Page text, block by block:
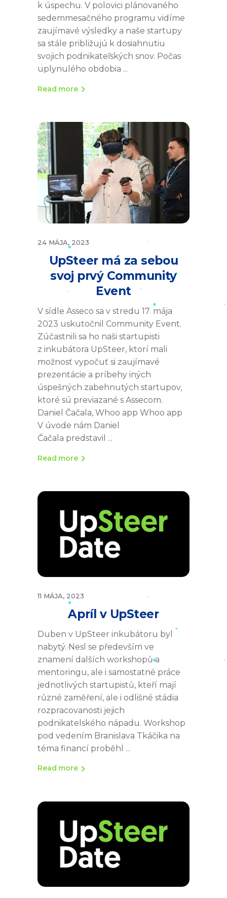
k úspechu. V polovici plánovaného
sedemmesačného programu vidíme
zaujímavé výsledky a naše startupy
sa stále približujú k dosiahnutiu
svojich podnikateľských snov. Počas
uplynulého obdobia
Read more
24 MÁJA, 2023
UpSteer má za sebou
svoj prvý Community
Event
V sídle Asseco sa v stredu 17. mája
2023 uskutočnil Community Event.
Zúčastnili sa ho naši startupisti
z inkubátora UpSteer, ktorí mali
možnosť vypočuť si zaujímavé
prezentácie a príbehy iných
úspešných zabehnutých startupov,
ktoré sú previazané s Assecom.
Daniel Čačala, Whoo app Whoo app
V úvode nám Daniel
Čačala predstavil
Read more
11 MÁJA, 2023
Apríl v UpSteer
Duben v UpSteer inkubátoru byl
nabytý. Nesl se především ve
znamení dalších workshopů a
mentoringu, ale i samostatné práce
jednotlivých startupistů, kteří mají
různé zaměření, ale i odlišné stádia
rozpracovanosti jejich
podnikatelského nápadu. Workshop
pod vedením Branislava Tkáčika na
téma financí proběhl
Read more